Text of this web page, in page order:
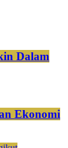
Dalam
Ekonomi